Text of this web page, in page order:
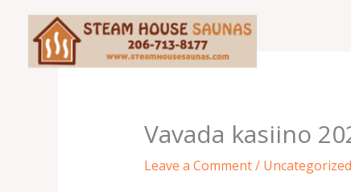
content
Vavada kasiino
Leave a Comment/ Uncategorized